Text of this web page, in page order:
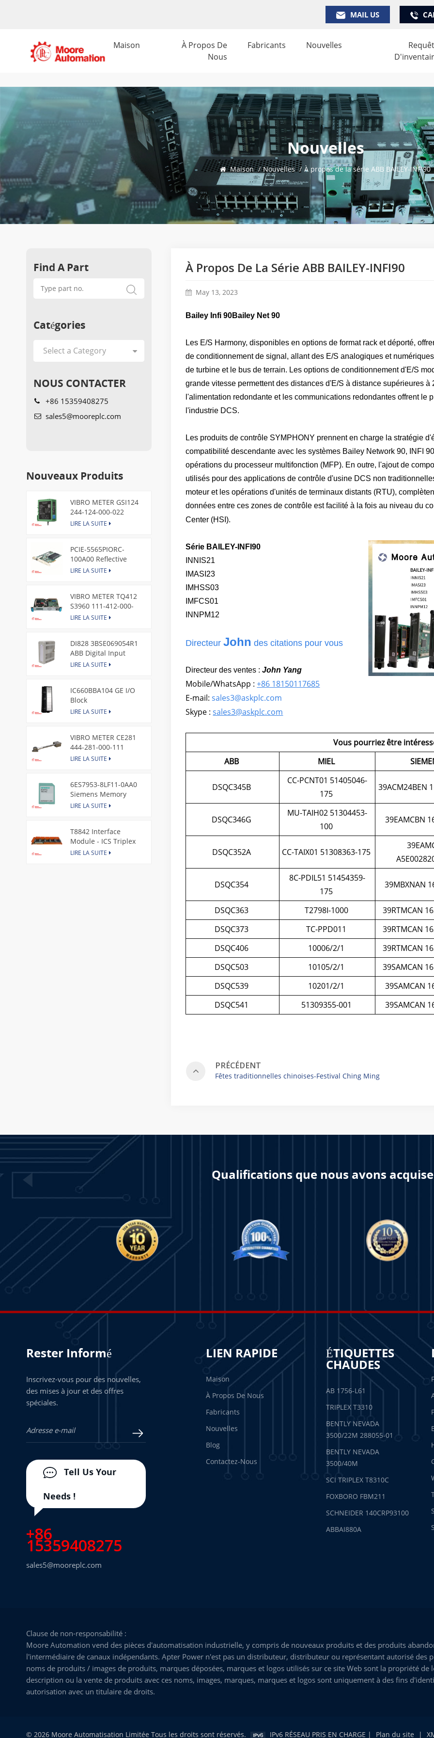
MAIL US
Maison
À Propos De
Nous
Fabricants Nouvelles
Nouvelles
Maison / Nouvelles / À propos de la série ABB BAILEY-INFI90
À Propos De La Série ABB BAILEY-INFI90
May 13, 2023
Bailey Infi 90Bailey Net 90
Les E/S Harmony, disponibles en options de format rack et déporté,
de conditionnement de signal, allant des E/S analogiques et
de turbine et le bus de terrain. Les options de conditionnement d'E/S
grande vitesse permettent des distances d'E/S à distance supérieures
l'alimentation redondante et les communications redondantes offrent le
l'industrie DCS.
Les produits de contrôle SYMPHONY prennent en charge la stratégie
compatibilité descendante avec les systèmes Bailey Network 90, INFI
opérations du processeur multifonction (MFP). En outre, l'ajout de
utilisés pour des applications de contrôle d'usine DCS non
moteur et les opérations d'unités de terminaux distants (RTU),
données entre ces zones de contrôle est facilité à la fois au niveau du
Center (HSI).
Série BAILEY-INFI90
INNIS21
IMASI23
IMHSS03
IMFCS01
INNPM12
DirecteurJohn des citations pour vous
Directeur des ventes :John Yang
Mobile/WhatsApp : +86 18150117685
E-mail: sales3@askplc.com
Skype : sales3@askplc.com
Vous pourriez être
ABB
MIEL
DSQC345B
CC-PCNT01 51405046-
175
39ACM24BEN
DSQC346G
MU-TAIH02 51304453-
100
39EAMCBN
DSQC352A CC-TAIX01 51308363-175
DSQC354
8C-PDIL51 51454359-
175
39MBXNAN
DSQC363 T2798I-1000
39RTMCAN
DSQC373
TC-PPD011
39RTMCAN
DSQC406
10006/2/1
39RTMCAN
DSQC503
10105/2/1
39SAMCAN
DSQC539
10201/2/1
39SAMCAN
DSQC541
51309355-001 39SAMCAN
PRÉCÉDENT
Fêtes traditionnelles chinoises-Festival Ching Ming
Find A Part
Catégories
NOUS CONTACTER
+86 15359408275
sales5@mooreplc.com
Nouveaux Produits
VIBRO METER GSI124
244-124-000-022
Piezoelectric Pressure
LIRE LA SUITE
PCIE-5565PIORC-
100A00 Reflective
Memory PCI Express
LIRE LA SUITE
VIBRO METER TQ412
S3960 111-412-000-
013 Reverse Mount
LIRE LA SUITE
DI828 3BSE069054R1
ABB Digital Input
Module
LIRE LA SUITE
IC660BBA104 GE I/O
Block
LIRE LA SUITE
VIBRO METER CE281
444-281-000-111
Piezoelectric Pressure
LIRE LA SUITE
6ES7953-8LF11-0AA0
Siemens Memory
Card
LIRE LA SUITE
T8842 Interface
Module - ICS Triplex
LIRE LA SUITE
Qualifications que nous avons
Rester Informé
Inscrivez-vous pour des nouvelles,
des mises à jour et des offres
spéciales.
Tell Us Your
Needs !
+86
15359408275
sales5@mooreplc.com
LIEN RAPIDE
Maison
À Propos De Nous
Fabricants
Nouvelles
Blog
Contactez-Nous
ÉTIQUETTES
CHAUDES
AB 1756-L61
TRIPLEX T3310
BENTLY NEVADA
3500/22M 288055-01
BENTLY NEVADA
3500/40M
SCI TRIPLEX T8310C
FOXBORO FBM211
SCHNEIDER 140CRP93100
ABBAI880A
Clause de non-responsabilité :
Moore Automation vend des pièces d'automatisation industrielle, y compris de nouveaux produits et des produits
l'intermédiaire de canaux indépendants. Apter Power n'est pas un distributeur, distributeur ou représentant autorisé des
noms de produits / images de produits, marques déposées, marques et logos utilisés sur ce site Web sont la propriété
description ou la vente de produits avec ces noms, images, marques, marques et logos sont uniquement à des fins
autorisation avec un titulaire de droits.
© 2026 Moore Automatisation Limitée Tous les droits sont réservés. IPv6 RÉSEAU PRIS EN CHARGE | Plan du site |